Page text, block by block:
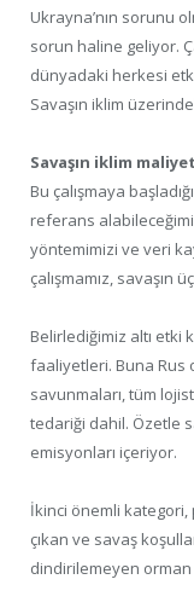
Ukrayna’nın sorunu
sorun haline geliyor.
dünyadaki herkesi
Savaşın iklim
Savaşın iklim
Bu çalışmaya
referans
yöntemimizi ve veri
çalışmamız, savaşın
Belirlediğimiz altı etki
faaliyetleri. Buna Rus
savunmaları, tüm
tedariği dahil. Özetle
emisyonları içeriyor.
İkinci önemli kategori,
çıkan ve savaş
dindirilemeyen orman